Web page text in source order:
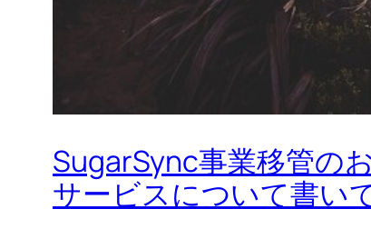
SugarSync事業移管の
サービスについて書い